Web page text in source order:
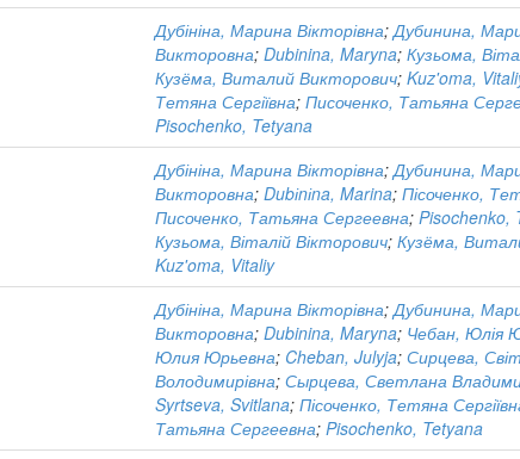
Дубініна, Марина Вікторівна;Дубинина,
Викторовна; Dubinina, Maryna; Кузьома,
Кузёма, Виталий Викторович; Kuz'oma,
Тетяна Сергіївна; Писоченко, Татьяна
Pisochenko, Tetyana
Дубініна, Марина Вікторівна;Дубинина,
Викторовна; Dubіnіna, Marina; Пісоченко,
Писоченко, Татьяна Сергеевна; Pisochenko,
Кузьома, Віталій Вікторович; Кузёма,
Kuz'oma, Vitaliy
Дубініна, Марина Вікторівна;Дубинина,
Викторовна; Dubinina, Maryna; Чебан, Юлія
Юлия Юрьевна; Cheban, Julyja; Сирцева,
Володимирівна; Сырцева, Светлана
Syrtseva, Svitlana; Пісоченко, Тетяна
Татьяна Сергеевна; Pisochenko, Tetyana